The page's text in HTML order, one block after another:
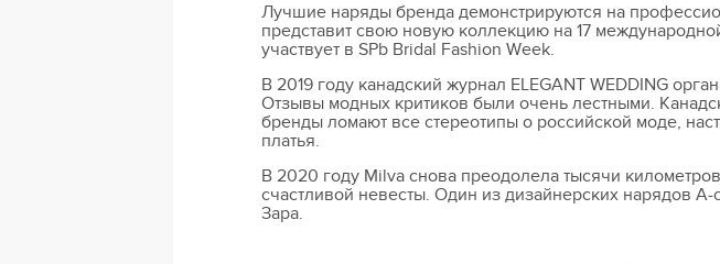
Лучшие наряды бренда демонстрируются на
представит свою новую коллекцию на 17
участвует в SPb Bridal Fashion Week.
В 2019 году канадский журнал ELEGANT WEDDING
Отзывы модных критиков были очень лестными.
бренды ломают все стереотипы о российской моде,
платья.
В 2020 году Milva снова преодолела тысячи
счастливой невесты. Один из дизайнерских нарядов
Зара.